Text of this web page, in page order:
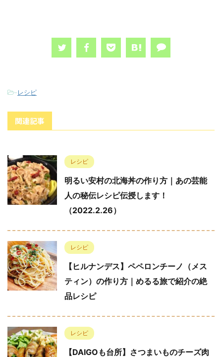
-レシピ
関連記事
レシピ
明るい安村の北海丼の作り方｜あの芸能
人の秘伝レシピ伝授します！
（2022.2.26）
レシピ
【ヒルナンデス】ペペロンチーノ（メス
ティン）の作り方｜めるる旅で紹介の絶
品レシピ
レシピ
【DAIGOも台所】さつまいものチーズ肉